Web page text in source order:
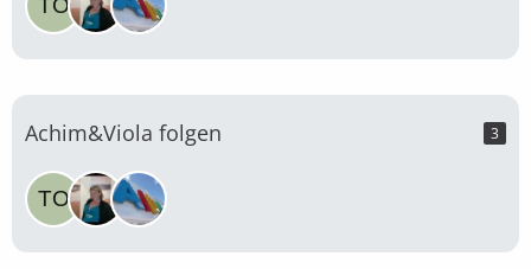
Achim&Viola folgen 3